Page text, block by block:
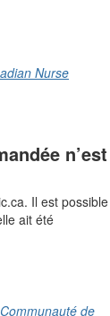
Nurse
n’est
Il est possible
ait été
Communauté de